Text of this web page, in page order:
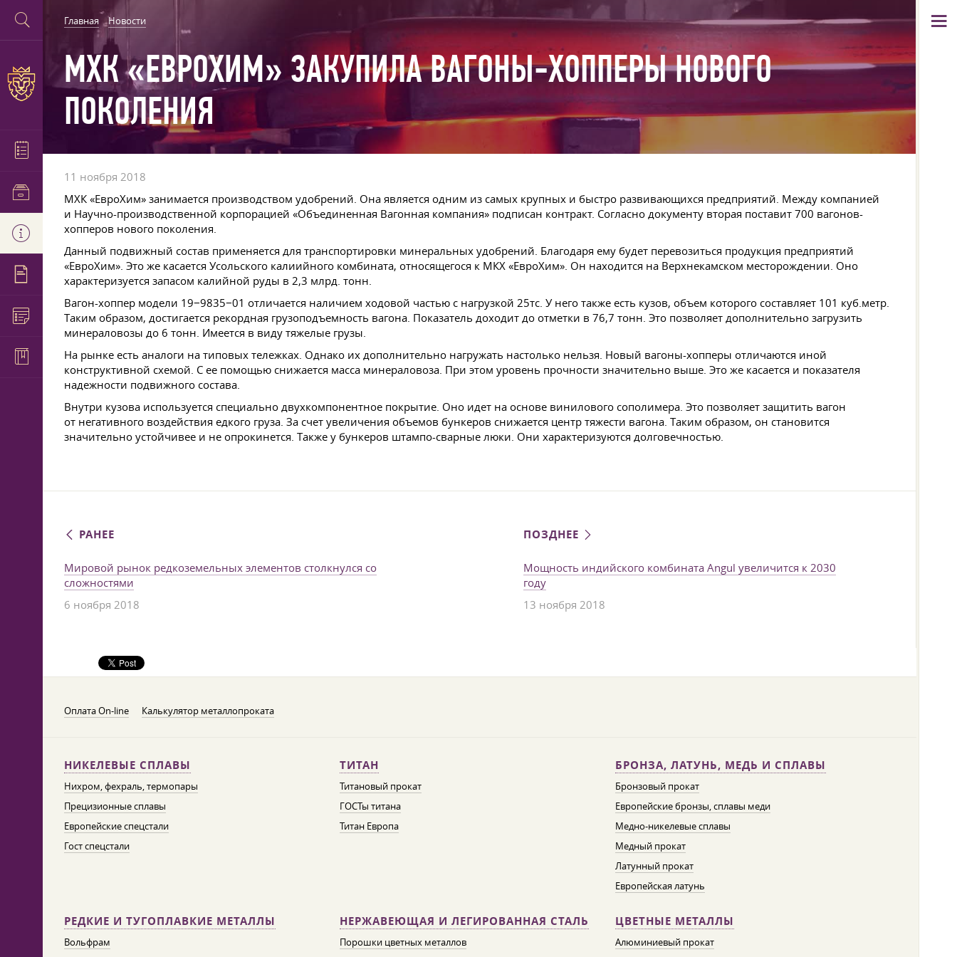
Главная Новости
МХК «ЕВРОХИМ» ЗАКУПИЛА ВАГОНЫ-ХОППЕРЫ НОВОГО
ПОКОЛЕНИЯ
11 ноября 2018
МХК «ЕвроХим» занимается производством удобрений. Она является одним из самых крупных и быстро развивающихся предприятий. Между компанией
и Научно-производственной корпорацией «Объединенная Вагонная компания» подписан контракт. Согласно документу вторая поставит 700 вагонов-
хопперов нового поколения.
Данный подвижный состав применяется для транспортировки минеральных удобрений. Благодаря ему будет перевозиться продукция предприятий
«ЕвроХим». Это же касается Усольского калиийного комбината, относящегося к МКХ «ЕвроХим». Он находится на Верхнекамском месторождении. Оно
характеризуется запасом калийной руды в 2,3 млрд. тонн.
Вагон-хоппер модели 19−9835−01 отличается наличием ходовой частью с нагрузкой 25тс. У него также есть кузов, объем которого составляет 101 куб.метр.
Таким образом, достигается рекордная грузоподъемность вагона. Показатель доходит до отметки в 76,7 тонн. Это позволяет дополнительно загрузить
минераловозы до 6 тонн. Имеется в виду тяжелые грузы.
На рынке есть аналоги на типовых тележках. Однако их дополнительно нагружать настолько нельзя. Новый вагоны-хопперы отличаются иной
конструктивной схемой. С ее помощью снижается масса минераловоза. При этом уровень прочности значительно выше. Это же касается и показателя
надежности подвижного состава.
Внутри кузова используется специально двухкомпонентное покрытие. Оно идет на основе винилового сополимера. Это позволяет защитить вагон
от негативного воздействия едкого груза. За счет увеличения объемов бункеров снижается центр тяжести вагона. Таким образом, он становится
значительно устойчивее и не опрокинется. Также у бункеров штампо-сварные люки. Они характеризуются долговечностью.
РАНЕЕ
Мировой рынок редкоземельных элементов столкнулся со
сложностями
6 ноября 2018
ПОЗДНЕЕ
Мощность индийского комбината Angul увеличится к 2030
году
13 ноября 2018
Оплата On-line Калькулятор металлопроката
НИКЕЛЕВЫЕ СПЛАВЫ
Нихром, фехраль, термопары
Прецизионные сплавы
Европейские спецстали
Гост спецстали
ТИТАН
Титановый прокат
ГОСТы титана
Титан Европа
БРОНЗА, ЛАТУНЬ, МЕДЬ И СПЛАВЫ
Бронзовый прокат
Европейские бронзы, сплавы меди
Медно-никелевые сплавы
Медный прокат
Латунный прокат
Европейская латунь
РЕДКИЕ И ТУГОПЛАВКИЕ МЕТАЛЛЫ
Вольфрам
НЕРЖАВЕЮЩАЯ И ЛЕГИРОВАННАЯ СТАЛЬ
Порошки цветных металлов
ЦВЕТНЫЕ МЕТАЛЛЫ
Алюминиевый прокат